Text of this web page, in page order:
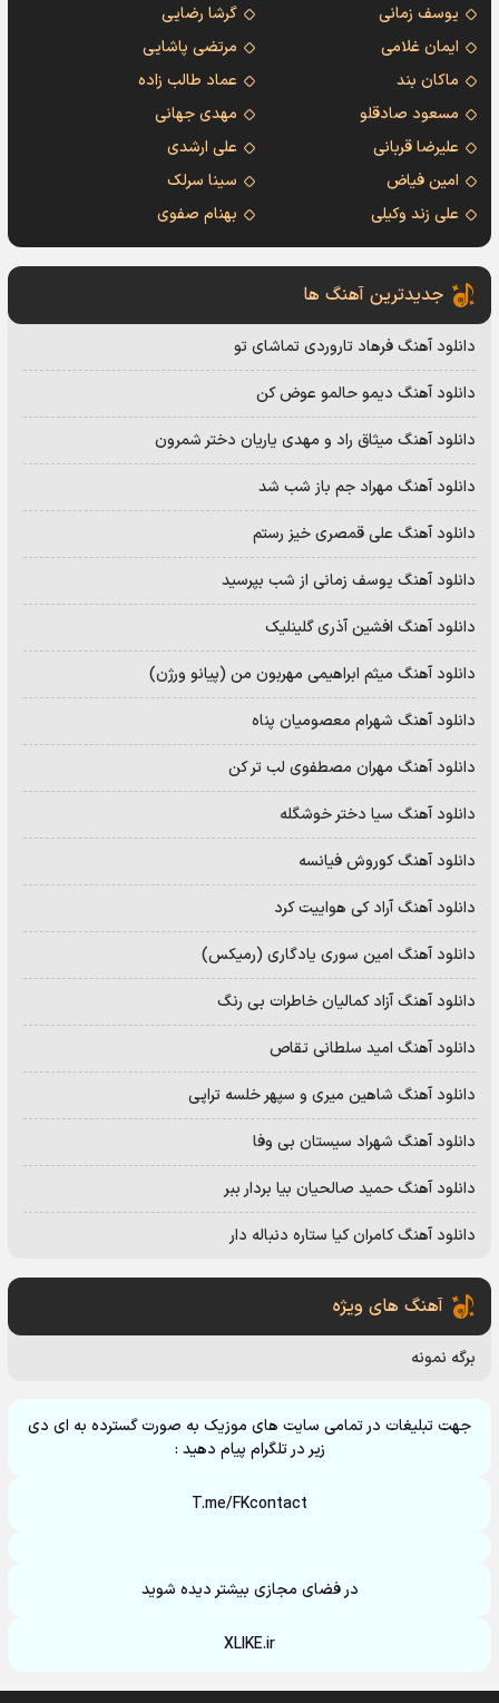
یوسف زمانی
گرشا رضایی
ایمان غلامی
مرتضی پاشایی
ماکان بند
عماد طالب زاده
مسعود صادقلو
مهدی جهانی
علیرضا قربانی
علی ارشدی
امین فیاض
سینا سرلک
علی زند وکیلی
بهنام صفوی
جدیدترین آهنگ ها
دانلود آهنگ فرهاد تاروردی تماشای تو
دانلود آهنگ دیمو حالمو عوض کن
دانلود آهنگ میثاق راد و مهدی یاریان دختر شمرون
دانلود آهنگ مهراد جم باز شب شد
دانلود آهنگ علی قمصری خیز رستم
دانلود آهنگ یوسف زمانی از شب بپرسید
دانلود آهنگ افشین آذری گلینلیک
دانلود آهنگ میثم ابراهیمی مهربون من (پیانو ورژن)
دانلود آهنگ شهرام معصومیان پناه
دانلود آهنگ مهران مصطفوی لب تر کن
دانلود آهنگ سیا دختر خوشگله
دانلود آهنگ کوروش فیانسه
دانلود آهنگ آراد کی هواییت کرد
دانلود آهنگ امین سوری یادگاری (رمیکس)
دانلود آهنگ آزاد کمالیان خاطرات بی رنگ
دانلود آهنگ امید سلطانی تقاص
دانلود آهنگ شاهین میری و سپهر خلسه تراپی
دانلود آهنگ شهراد سیستان بی وفا
دانلود آهنگ حمید صالحیان بیا بردار ببر
دانلود آهنگ کامران کیا ستاره دنباله دار
آهنگ های ویژه
برگه نمونه
جهت تبلیغات در تمامی سایت های موزیک به صورت گسترده به ای دی
زیر در تلگرام پیام دهید :
T.me/FKcontact
در فضای مجازی بیشتر دیده شوید
XLIKE.ir